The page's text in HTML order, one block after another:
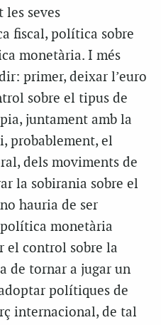
seves
fiscal, política sobre
monetària. I més
primer, deixar l’euro
sobre el tipus de
juntament amb la
probablement, el
dels moviments de
la sobirania sobre el
hauria de ser
monetària
el control sobre la
de tornar a jugar un
polítiques de
internacional, de tal